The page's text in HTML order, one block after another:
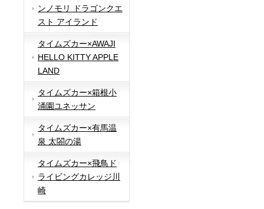
ンノモリ ドラゴンクエ
スト アイランド
タイムズカー×AWAJI
HELLO KITTY APPLE
LAND
タイムズカー×箱根小
涌園ユネッサン
タイムズカー×有馬温
泉 太閤の湯
タイムズカー×飛鳥ド
ライビングカレッジ川
崎